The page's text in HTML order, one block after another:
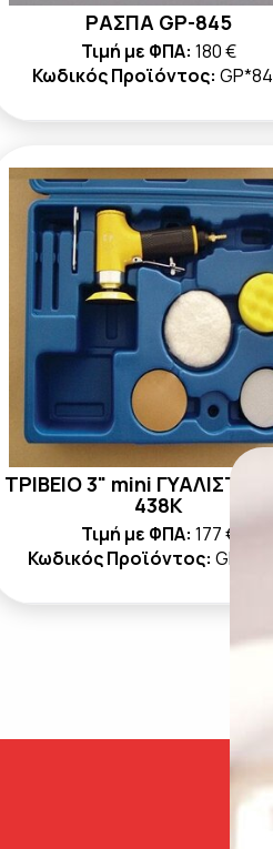
ΡΑΣΠΑ GP-845
Τιμή με ΦΠΑ: 180 €
Κωδικός Προϊόντος:
ΤΡΙΒΕΙΟ 3" mini ΓYAΛΙΣΤΙΚΟ
438K
Τιμή με ΦΠΑ: 177 €
Κωδικός Προϊόντος: GP-